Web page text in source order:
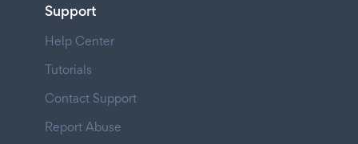
Support
Help Center
Tutorials
Contact Support
Report Abuse